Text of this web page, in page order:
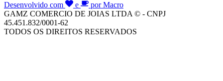
Desenvolvido com e
por Macro
GAMZ COMERCIO DE JOIAS LTDA © - CNPJ
45.451.832/0001-62
TODOS OS DIREITOS RESERVADOS